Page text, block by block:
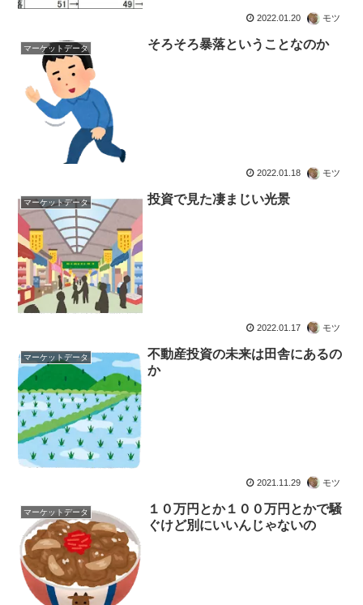
2022.01.20 モツ
マーケットデータ そろそろ暴落ということなのか
2022.01.18 モツ
マーケットデータ 投資で見た凄まじい光景
2022.01.17 モツ
マーケットデータ
不動産投資の未来は田舎にあるの
か
2021.11.29 モツ
マーケットデータ
１０万円とか１００万円とかで騒
ぐけど別にいいんじゃないの